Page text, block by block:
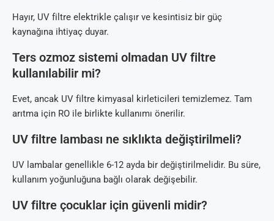
Hayır, UV filtre elektrikle çalışır ve kesintisiz bir güç
kaynağına ihtiyaç duyar.
Ters ozmoz sistemi olmadan UV filtre
kullanılabilir mi?
Evet, ancak UV filtre kimyasal kirleticileri temizlemez. Tam
arıtma için RO ile birlikte kullanımı önerilir.
UV filtre lambası ne sıklıkta değiştirilmeli?
UV lambalar genellikle 6-12 ayda bir değiştirilmelidir. Bu süre,
kullanım yoğunluğuna bağlı olarak değişebilir.
UV filtre çocuklar için güvenli midir?